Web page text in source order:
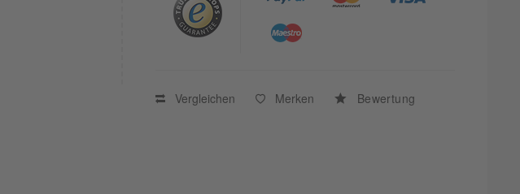
Vergleichen Merken Bewertung